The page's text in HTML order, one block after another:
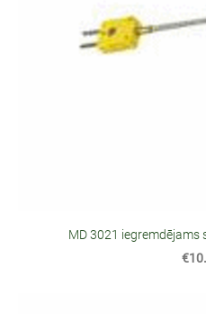
MD 3021 iegremdējams